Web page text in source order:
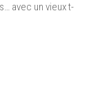
avec un vieux t-